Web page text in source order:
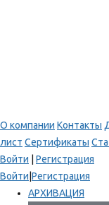
О компании Контакты
лист Сертификаты
Войти
Регистрация
Войти Регистрация
АРХИВАЦИЯ